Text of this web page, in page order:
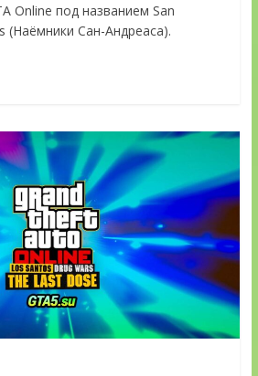
Online под названием San
(Наёмники Сан-Андреаса).